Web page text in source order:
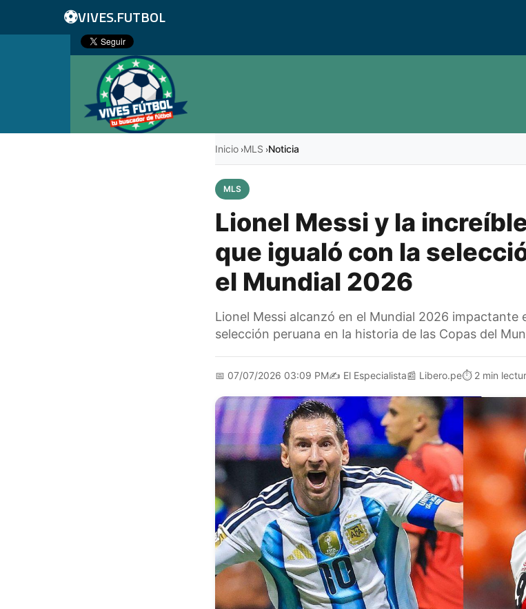
⚽VIVES.FUTBOL
Inicio ›MLS ›Noticia
MLS
Lionel Messi y la
que igualó con la
el Mundial 2026
Lionel Messi alcanzó en el Mundial 2026 impactante
selección peruana en la historia de las Copas del
📅 07/07/2026 03:09 PM✍️ El Especialista📰 Libero.pe⏱️ 2 min